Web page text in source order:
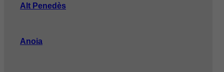
Alt Penedès
Anoia